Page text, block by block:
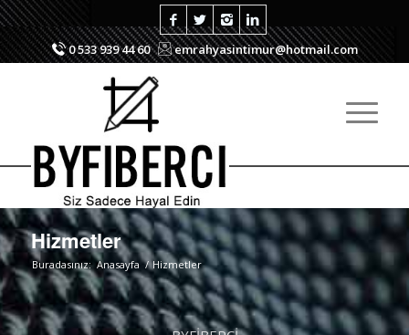
0 533 939 44 60 emrahyasintimur@hotmail.com
Hizmetler
Buradasınız: Anasayfa / Hizmetler